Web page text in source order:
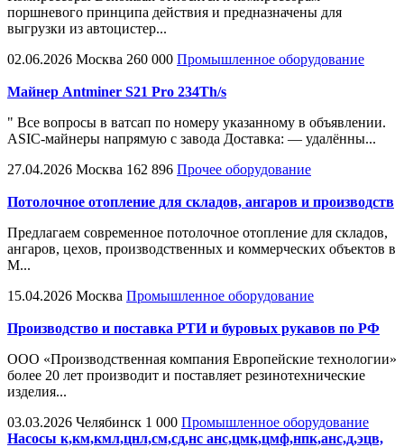
поршневого принципа действия и предназначены для
выгрузки из автоцистер...
02.06.2026 Москва 260 000 Промышленное оборудование
Майнер Antminer S21 Pro 234Th/s
" Все вопросы в ватсап по номеру указанному в объявлении.
ASIC-майнеры напрямую с завода Доставка: — удалённы...
27.04.2026 Москва 162 896 Прочее оборудование
Потолочное отопление для складов, ангаров и производств
Предлагаем современное потолочное отопление для складов,
ангаров, цехов, производственных и коммерческих объектов в
М...
15.04.2026 Москва Промышленное оборудование
Производство и поставка РТИ и буровых рукавов по РФ
ООО «Производственная компания Европейские технологии»
более 20 лет производит и поставляет резинотехнические
изделия...
03.03.2026 Челябинск 1 000 Промышленное оборудование
Насосы к,км,кмл,цнл,см,сд,нс анс,цмк,цмф,нпк,анс,д,эцв,